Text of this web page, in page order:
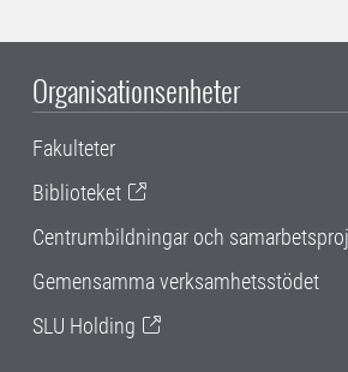
Organisationsenheter
Fakulteter
Biblioteket
Centrumbildningar och
Gemensamma verksamhetsstödet
SLU Holding